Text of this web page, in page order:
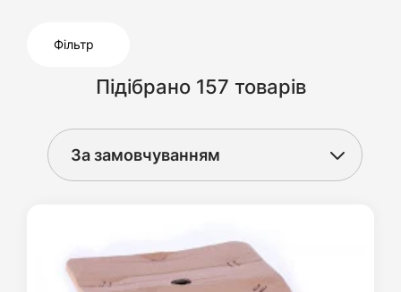
Фільтр
Підібрано 157 товарів